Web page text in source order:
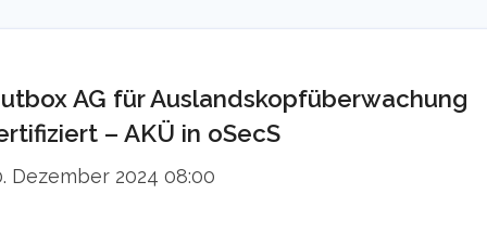
AG für Auslandskopfüberwachung
– AKÜ in oSecS
Dezember 2024 08:00